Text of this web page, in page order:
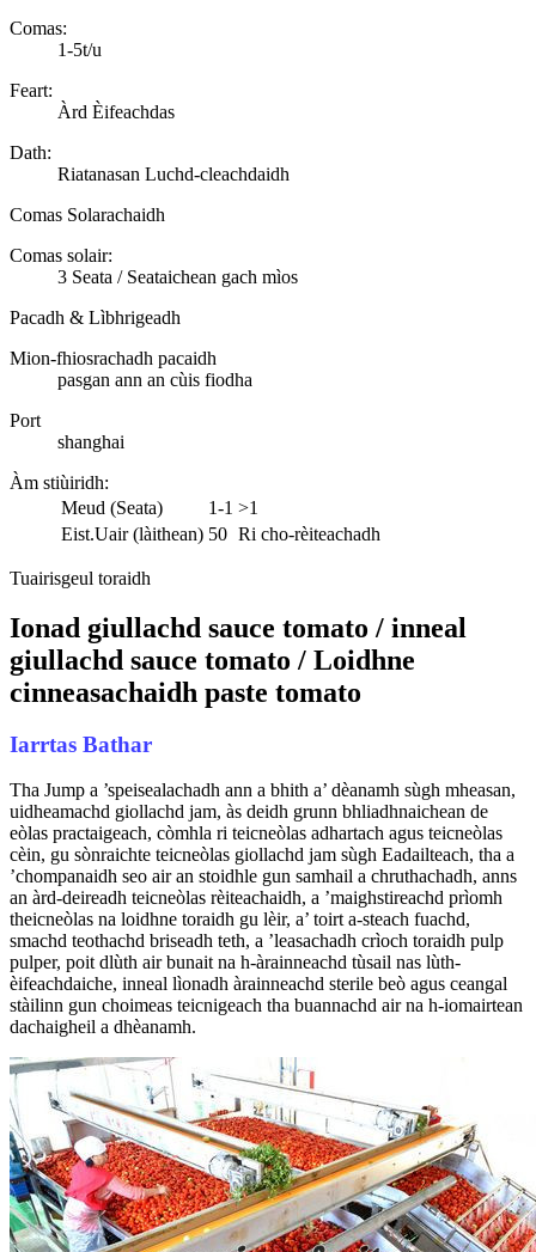
Comas:
1-5t/u
Feart:
Àrd Èifeachdas
Dath:
Riatanasan Luchd-cleachdaidh
Comas Solarachaidh
Comas solair:
3 Seata / Seataichean gach mìos
Pacadh & Lìbhrigeadh
Mion-fhiosrachadh pacaidh
pasgan ann an cùis fiodha
Port
shanghai
Àm stiùiridh:
Meud (Seata)
1-1 >1
Eist.Uair (làithean) 50 Ri cho-rèiteachadh
Tuairisgeul toraidh
Ionad giullachd sauce tomato / inneal
giullachd sauce tomato / Loidhne
cinneasachaidh paste tomato
Iarrtas Bathar
Tha Jump a ’speisealachadh ann a bhith a’ dèanamh sùgh mheasan,
uidheamachd giollachd jam, às deidh grunn bhliadhnaichean de
eòlas practaigeach, còmhla ri teicneòlas adhartach agus teicneòlas
cèin, gu sònraichte teicneòlas giollachd jam sùgh Eadailteach, tha a
’chompanaidh seo air an stoidhle gun samhail a chruthachadh, anns
an àrd-deireadh teicneòlas rèiteachaidh, a ’maighstireachd prìomh
theicneòlas na loidhne toraidh gu lèir, a’ toirt a-steach fuachd,
smachd teothachd briseadh teth, a ’leasachadh crìoch toraidh pulp
pulper, poit dlùth air bunait na h-àrainneachd tùsail nas lùth-
èifeachdaiche, inneal lìonadh àrainneachd sterile beò agus ceangal
stàilinn gun choimeas teicnigeach tha buannachd air na h-iomairtean
dachaigheil a dhèanamh.